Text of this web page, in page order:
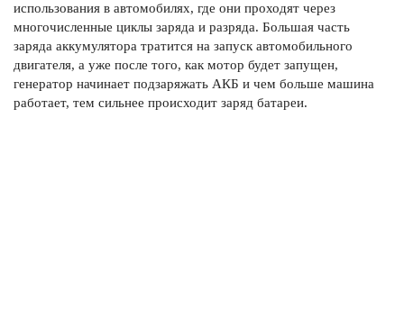
использования в автомобилях, где они проходят через
многочисленные циклы заряда и разряда. Большая часть
заряда аккумулятора тратится на запуск автомобильного
двигателя, а уже после того, как мотор будет запущен,
генератор начинает подзаряжать АКБ и чем больше машина
работает, тем сильнее происходит заряд батареи.